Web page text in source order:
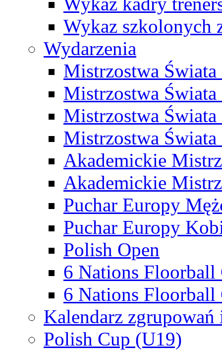
Wykaz szkolonych
Wydarzenia
Mistrzostwa
Mistrzostwa
Mistrzostwa
Mistrzostwa
Akademickie
Akademickie
Puchar Europy
Puchar Europy
Polish Open
6 Nations Floorball
6 Nations Floorball
Kalendarz
Polish Cup (U19)